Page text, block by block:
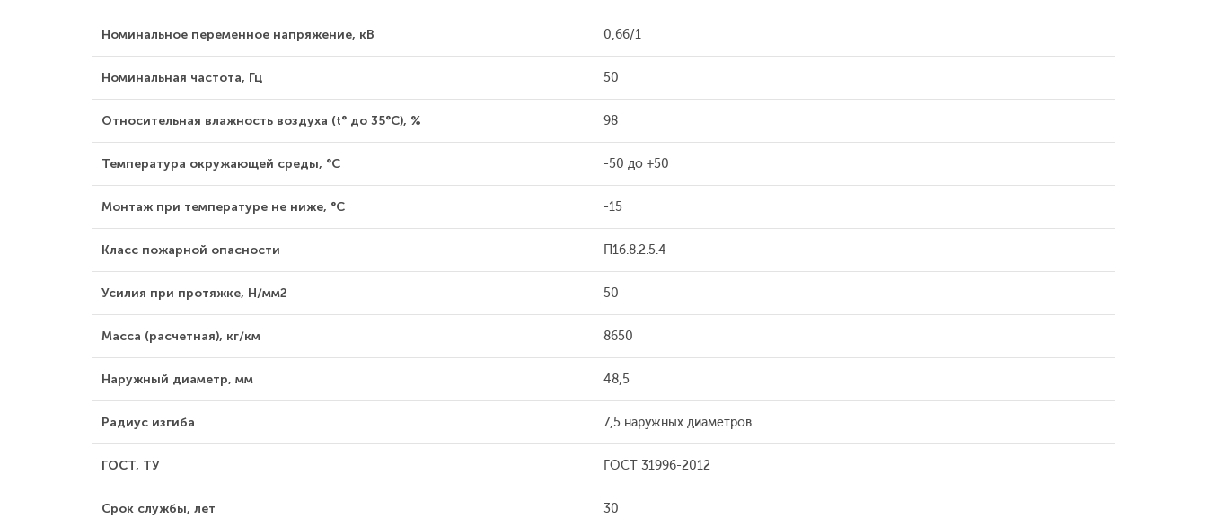
Номинальное переменное напряжение, кВ 0,66/1
Номинальная частота, Гц 50
Относительная влажность воздуха (t° до 35°С), % 98
Температура окружающей среды, °С -50 до +50
Монтаж при температуре не ниже, °С -15
Класс пожарной опасности П1б.8.2.5.4
Усилия при протяжке, Н/мм2 50
Масса (расчетная), кг/км 8650
Наружный диаметр, мм 48,5
Радиус изгиба 7,5 наружных диаметров
ГОСТ, ТУ ГОСТ 31996-2012
Срок службы, лет 30